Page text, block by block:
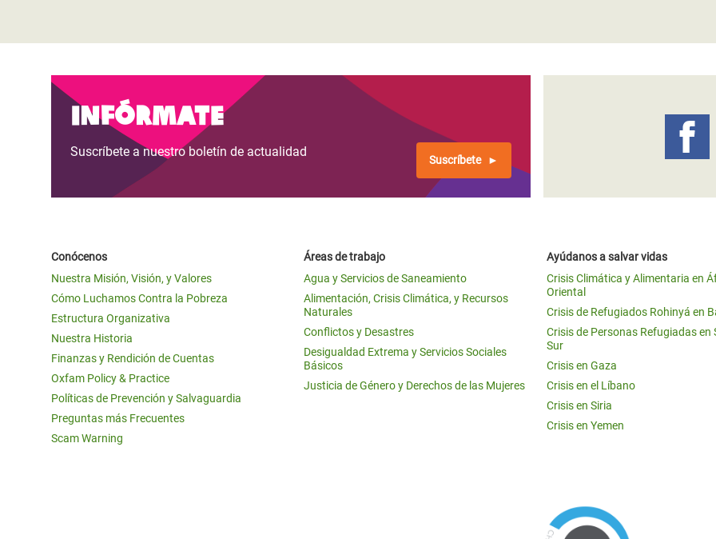
Infórmate
Suscríbete a nuestro boletín de actualidad
Suscríbete
Conócenos
Nuestra Misión, Visión, y Valores
Cómo Luchamos Contra la Pobreza
Estructura Organizativa
Nuestra Historia
Finanzas y Rendición de Cuentas
Oxfam Policy & Practice
Políticas de Prevención y Salvaguardia
Preguntas más Frecuentes
Scam Warning
Áreas de trabajo
Agua y Servicios de Saneamiento
Alimentación, Crisis Climática, y Recursos
Naturales
Conflictos y Desastres
Desigualdad Extrema y Servicios Sociales
Básicos
Justicia de Género y Derechos de las Mujeres
Ayúdanos a salvar vidas
Crisis Climática y Alimentaria en
Oriental
Crisis de Refugiados Rohinyá en
Crisis de Personas Refugiadas en
Sur
Crisis en Gaza
Crisis en el Líbano
Crisis en Siria
Crisis en Yemen